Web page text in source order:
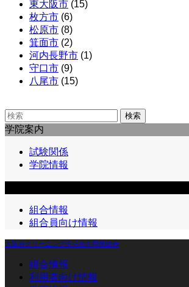
東大阪市 (15)
枚方市 (6)
松原市 (8)
箕面市 (2)
河内長野市 (1)
守口市 (9)
八尾市 (15)
検索
学院案内
試験関係
学院情報
組合情報
組合員向け情報
大阪府クリーニング生活衛生同業組合
組合情報
利用者向け情報